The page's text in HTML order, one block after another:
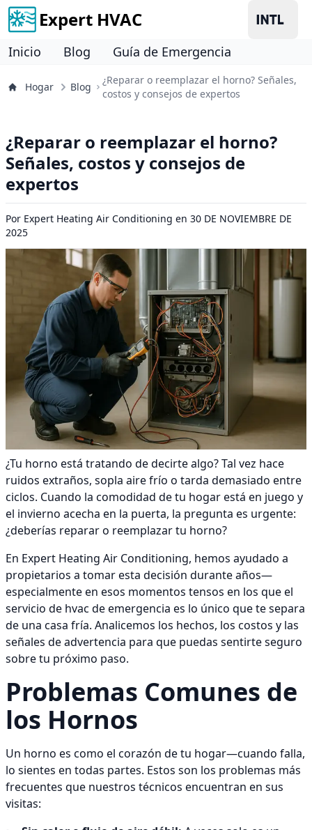
Expert HVAC
Inicio Blog Guía de Emergencia
Hogar Blog
¿Reparar o reemplazar el horno? Señales,
costos y consejos de expertos
¿Reparar o reemplazar el horno?
Señales, costos y consejos de
expertos
Por Expert Heating Air Conditioning en 30 DE NOVIEMBRE DE
2025
¿Tu horno está tratando de decirte algo? Tal vez hace
ruidos extraños, sopla aire frío o tarda demasiado entre
ciclos. Cuando la comodidad de tu hogar está en juego y
el invierno acecha en la puerta, la pregunta es urgente:
¿deberías reparar o reemplazar tu horno?
En Expert Heating Air Conditioning, hemos ayudado a
propietarios a tomar esta decisión durante años—
especialmente en esos momentos tensos en los que el
servicio de hvac de emergencia es lo único que te separa
de una casa fría. Analicemos los hechos, los costos y las
señales de advertencia para que puedas sentirte seguro
sobre tu próximo paso.
Problemas Comunes de
los Hornos
Un horno es como el corazón de tu hogar—cuando falla,
lo sientes en todas partes. Estos son los problemas más
frecuentes que nuestros técnicos encuentran en sus
visitas: